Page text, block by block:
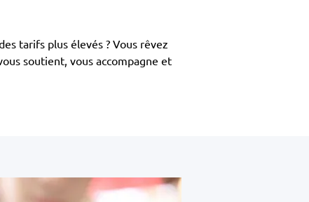
tarifs plus élevés ? Vous rêvez
soutient, vous accompagne et